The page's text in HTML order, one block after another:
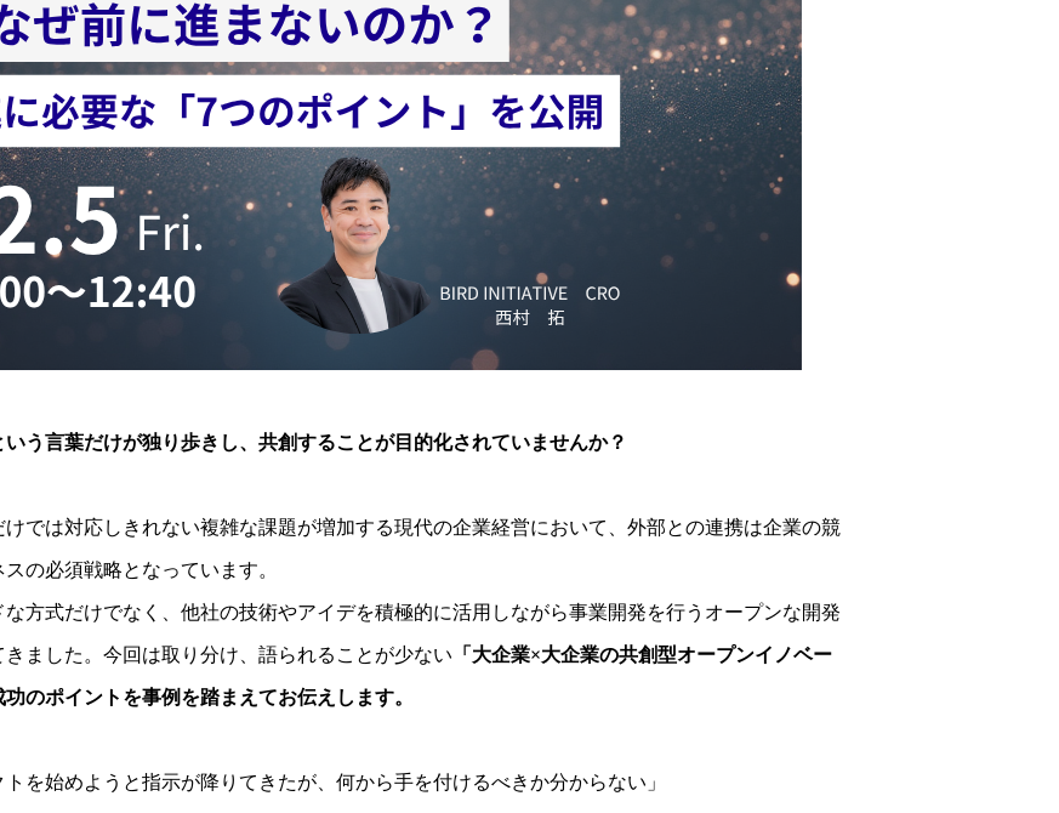
う言葉だけが独り歩きし、共創することが目的化されていませんか？
では対応しきれない複雑な課題が増加する現代の企業経営において、外部との連携は企業の競
の必須戦略となっています。
方式だけでなく、他社の技術やアイデを積極的に活用しながら事業開発を行うオープンな開発
ました。今回は取り分け、語られることが少ない 「大企業×大企業の共創型オープンイノベー
のポイントを事例を踏まえてお伝えします。
を始めようと指示が降りてきたが、何から手を付けるべきか分からない」